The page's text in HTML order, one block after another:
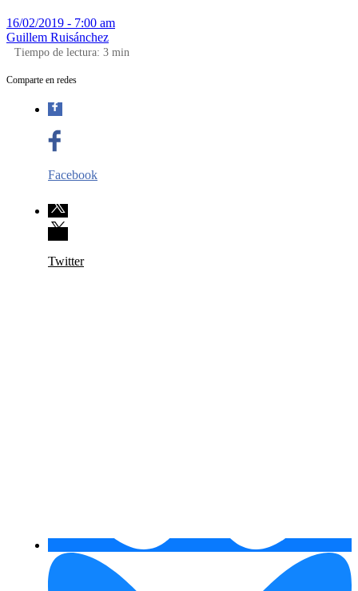
16/02/2019 - 7:00 am
Guillem Ruisánchez
Tiempo de lectura: 3 min
Comparte en redes
Facebook
Twitter